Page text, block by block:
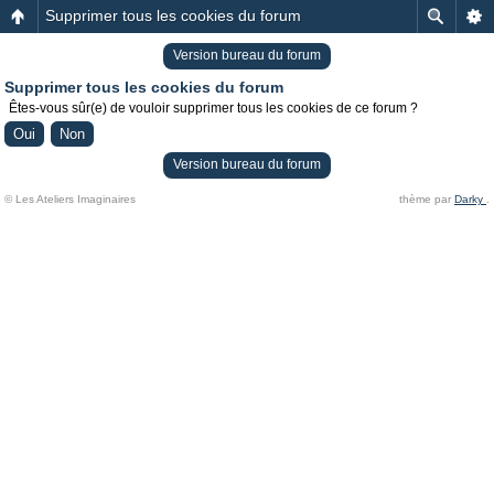
Supprimer tous les cookies du forum
Version bureau du forum
Supprimer tous les cookies du forum
Êtes-vous sûr(e) de vouloir supprimer tous les cookies de ce forum ?
Version bureau du forum
© Les Ateliers Imaginaires thème par Darky